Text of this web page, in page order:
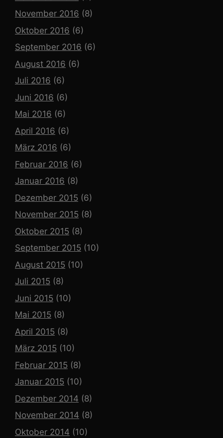
November 2016 (8)
Oktober 2016 (6)
September 2016 (6)
August 2016 (6)
Juli 2016 (6)
Juni 2016 (6)
Mai 2016 (6)
April 2016 (6)
März 2016 (6)
Februar 2016 (6)
Januar 2016 (8)
Dezember 2015 (6)
November 2015 (8)
Oktober 2015 (8)
September 2015 (10)
August 2015 (10)
Juli 2015 (8)
Juni 2015 (10)
Mai 2015 (8)
April 2015 (8)
März 2015 (10)
Februar 2015 (8)
Januar 2015 (10)
Dezember 2014 (8)
November 2014 (8)
Oktober 2014 (10)